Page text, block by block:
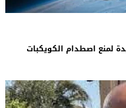
لمنع اصطدام الكويكبات